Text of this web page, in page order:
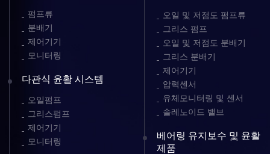
펌프류
분배기
제어기기
모니터링
다관식 윤활 시스템
오일펌프
그리스펌프
제어기기
모니터링
오일 및 저점도 펌프류
그리스 펌프
오일 및 저점도 분배기
그리스 분배기
제어기기
압력센서
유체모니터링 및 센서
솔레노이드 밸브
베어링 유지보수 및 윤활
제품